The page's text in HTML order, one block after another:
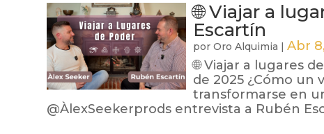
🌐 Viajar a
Escartín
porOro Alquimia |Abr
🌐 Viajar a lugares
de 2025 ¿Cómo un
transformarse en
@ÀlexSeekerprods entrevista a Rubén